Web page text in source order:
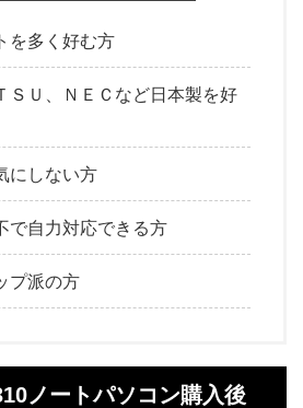
を多く好む方
ＳＵ、ＮＥＣなど日本製を好
にしない方
で自力対応できる方
プ派の方
ノートパソコン購入後